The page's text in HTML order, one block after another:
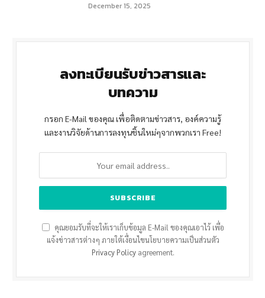
December 15, 2025
ลงทะเบียนรับข่าวสารและ
บทความ
กรอก E-Mail ของคุณ เพื่อติดตามข่าวสาร, องค์ความรู้
และงานวิจัยด้านการลงทุนชิ้นใหม่ๆจากพวกเรา Free!
คุณยอมรับที่จะให้เราเก็บข้อมูล E-Mail ของคุณเอาไว้ เพื่อ
แจ้งข่าวสารต่างๆ ภายใต้เงื่อนไขนโยบายความเป็นส่วนตัว
Privacy Policyagreement.